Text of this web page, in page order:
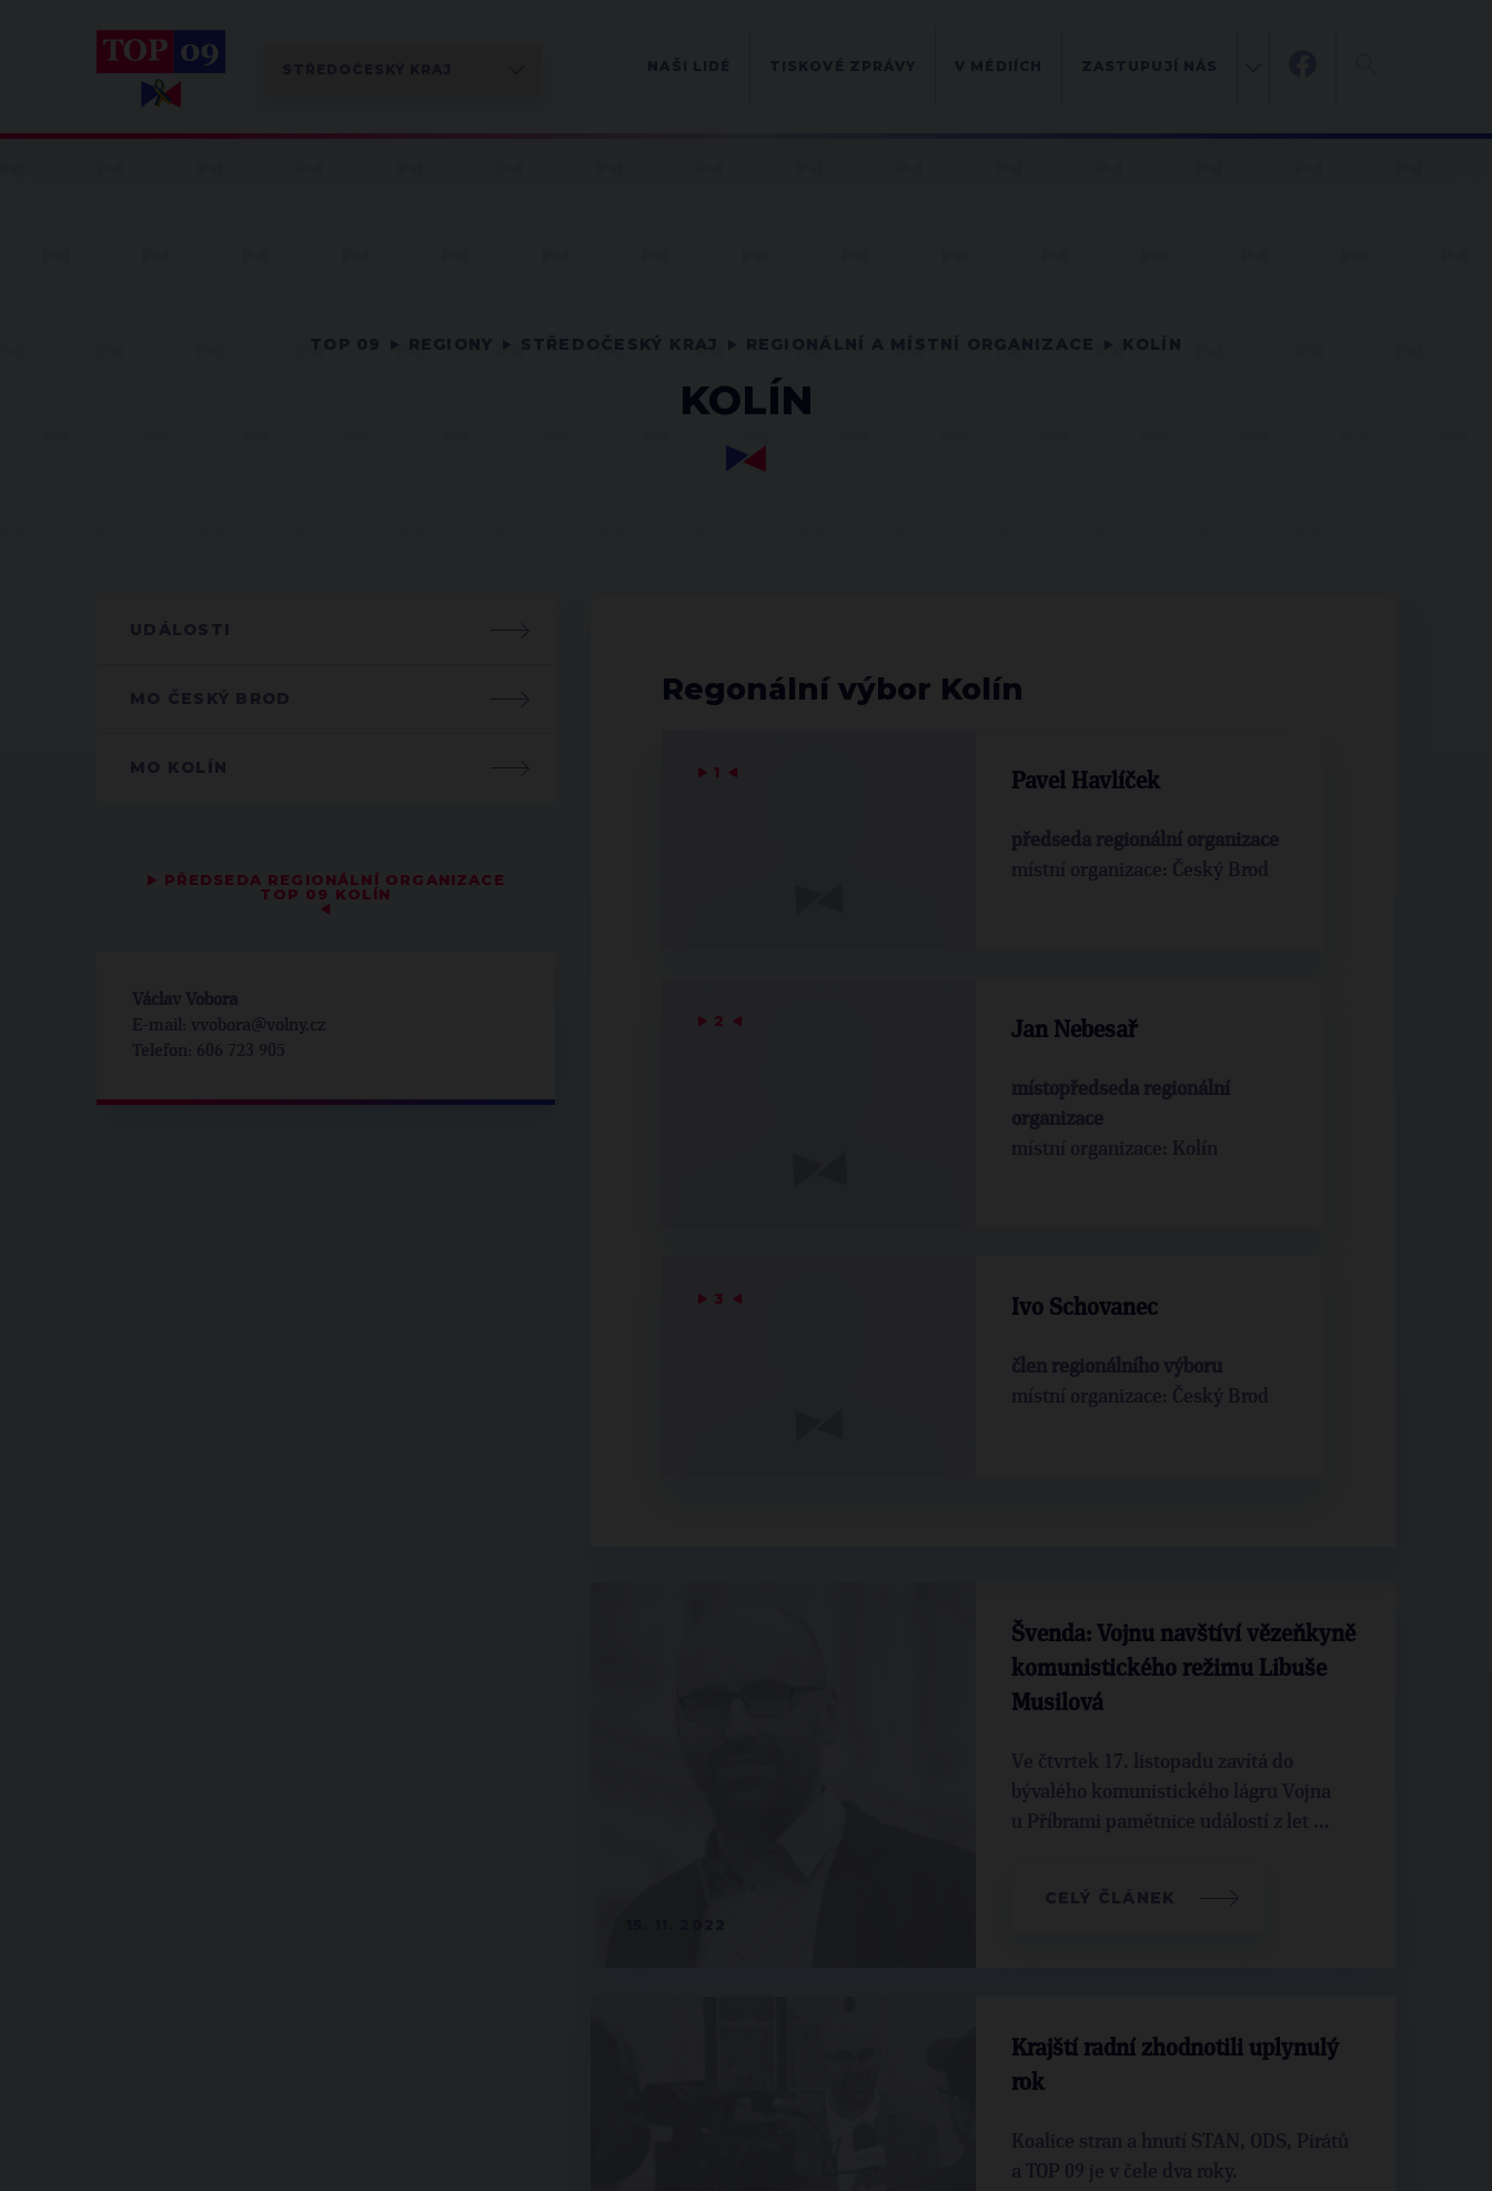
KOLÍN
UDÁLOSTI
MO ČESKÝ BROD
MO KOLÍN
▶ PŘEDSEDA REGIONÁLNÍ ORGANIZACE
TOP 09 KOLÍN
◀
Václav Vobora
E-mail: vvobora@volny.cz
Telefon: 606 723 905
Regonální výbor Kolín
▶ 1 ◀ Pavel Havlíček
předseda regionální organizace
místní organizace: Český Brod
▶ 2 ◀ Jan Nebesař
místopředseda regionální
organizace
místní organizace: Kolín
▶ 3 ◀ Ivo Schovanec
člen regionálního výboru
místní organizace: Český Brod
Švenda: Vojnu navštíví vězeňkyně
komunistického režimu Libuše
Musilová
Ve čtvrtek 17. listopadu zavítá do
bývalého komunistického lágru Vojna
u Příbrami pamětnice událostí z let ...
CELÝ ČLÁNEK
Krajští radní zhodnotili uplynulý
rok
Koalice stran a hnutí STAN, ODS, Pirátů
a TOP 09 je v čele dva roky.